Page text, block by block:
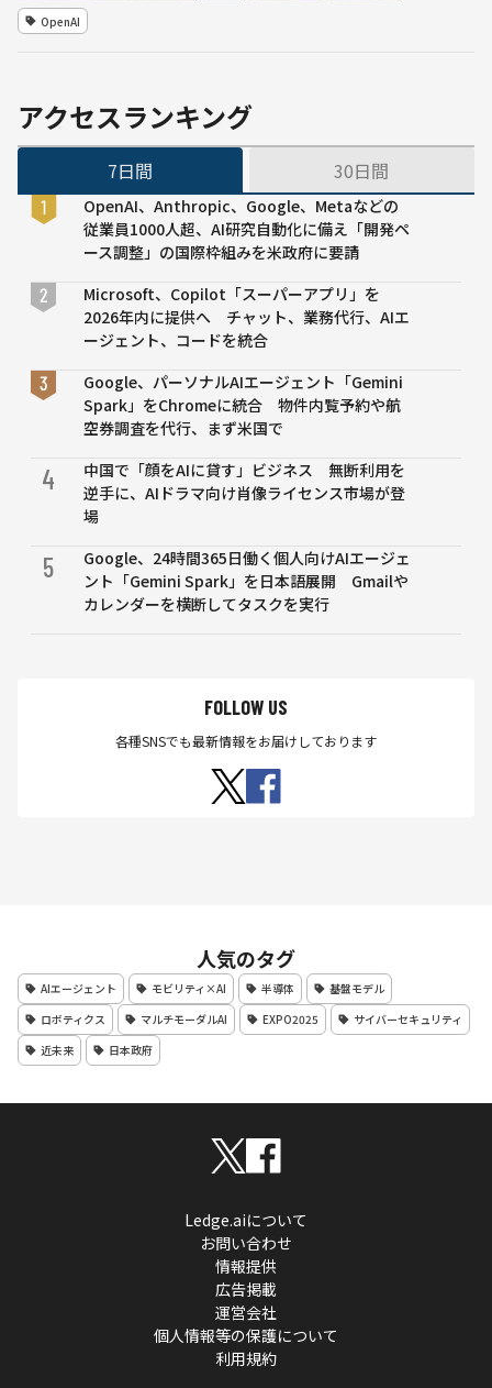
OpenAI
アクセスランキング
7日間 30日間
OpenAI、Anthropic、Google、Metaなどの
従業員1000人超、AI研究自動化に備え「開発ペ
ース調整」の国際枠組みを米政府に要請
Microsoft、Copilot「スーパーアプリ」を
2026年内に提供へ チャット、業務代行、AIエ
ージェント、コードを統合
Google、パーソナルAIエージェント「Gemini
Spark」をChromeに統合 物件内覧予約や航
空券調査を代行、まず米国で
4
中国で「顔をAIに貸す」ビジネス 無断利用を
逆手に、AIドラマ向け肖像ライセンス市場が登
場
5
Google、24時間365日働く個人向けAIエージェ
ント「Gemini Spark」を日本語展開 Gmailや
カレンダーを横断してタスクを実行
FOLLOW US
各種SNSでも最新情報をお届けしております
人気のタグ
AIエージェント モビリティ×AI 半導体
基盤モデル
ロボティクス
マルチモーダルAI EXPO2025
サイバーセキュリティ
近未来
日本政府
Ledge.aiについて
お問い合わせ
情報提供
広告掲載
運営会社
個人情報等の保護について
利用規約